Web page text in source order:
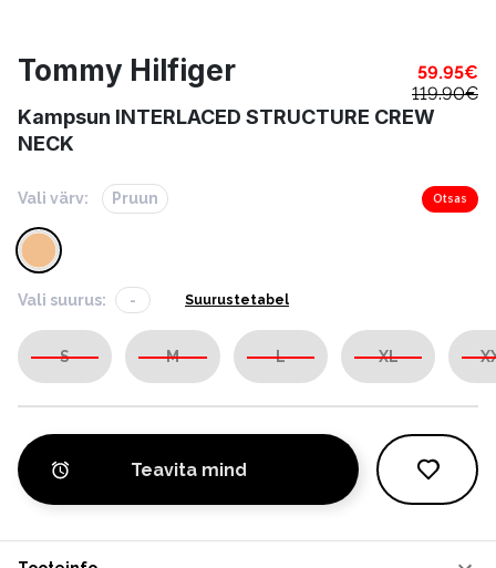
Tommy Hilfiger 59.95€
119.90€
Kampsun INTERLACED STRUCTURE CREW
NECK
Vali värv: Pruun Otsas
Vali suurus: - Suurustetabel
S M L XL
Teavita mind